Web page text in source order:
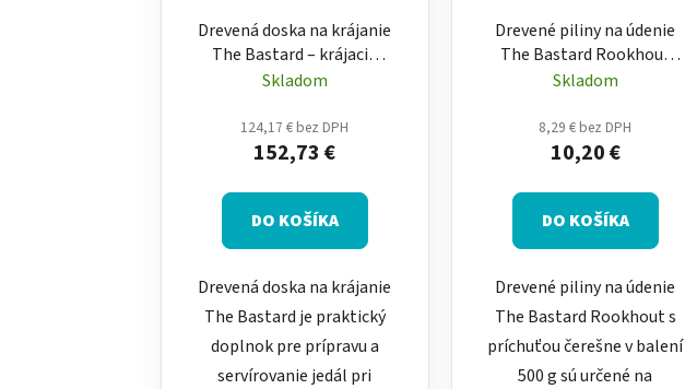
Drevená doska na krájanie
The Bastard – krájacia
doska na BBQ
Skladom
124,17 € bez DPH
152,73 €
DO KOŠÍKA
Drevená doska na krájanie
The Bastard je praktický
doplnok pre prípravu a
servírovanie jedál pri
Drevené piliny na údenie
The Bastard Rookhout
čerešňa 500 g – štiepka do
Skladom
8,29 € bez DPH
10,20 €
DO KOŠÍKA
Drevené piliny na údenie
The Bastard Rookhout s
príchuťou čerešne v balení
500 g sú určené na